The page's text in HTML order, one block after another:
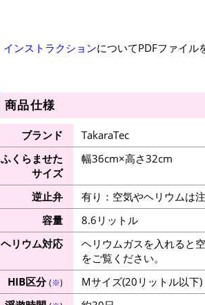
インストラクションについてPDFファイル
商品仕様
ブランド
TakaraTec
ふくらませた
サイズ
幅36cm×高さ32cm
逆止弁
有り：空気やヘリウムは
容量
8.6リットル
ヘリウム対応
ヘリウムガスを入れると
をご覧ください。
HIB区分(※)
Mサイズ(20リットル以下)